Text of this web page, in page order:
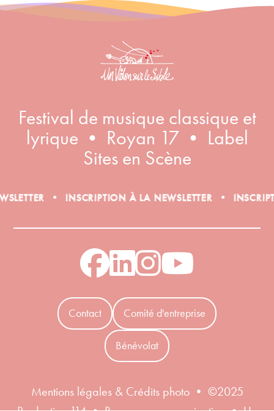
Festival de musique classique et
lyrique • Royan 17 • Label
Sites en Scène
• INSCRIPTION À LA NEWSLETTER •
Contact Comité d'entreprise
Bénévolat
Mentions légales & Crédits photo• ©2025